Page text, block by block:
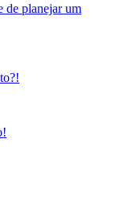
de planejar um